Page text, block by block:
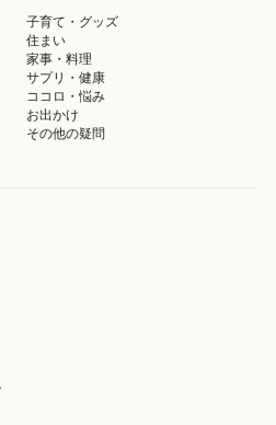
子育て・グッズ
住まい
家事・料理
サプリ・健康
ココロ・悩み
お出かけ
その他の疑問